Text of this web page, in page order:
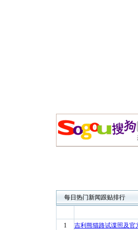
每日热门新闻跟贴排行
1
吉利熊猫路试谍照及官